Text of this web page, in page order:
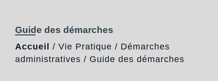
Guide des démarches
Accueil / Vie Pratique / Démarches
administratives / Guide des démarches